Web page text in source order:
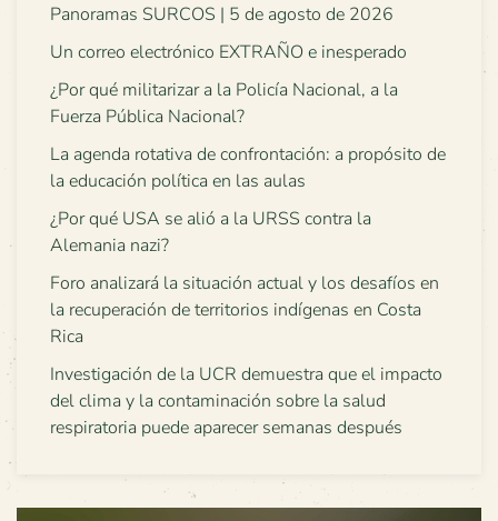
Panoramas SURCOS | 5 de agosto de 2026
Un correo electrónico EXTRAÑO e inesperado
¿Por qué militarizar a la Policía Nacional, a la
Fuerza Pública Nacional?
La agenda rotativa de confrontación: a propósito de
la educación política en las aulas
¿Por qué USA se alió a la URSS contra la
Alemania nazi?
Foro analizará la situación actual y los desafíos en
la recuperación de territorios indígenas en Costa
Rica
Investigación de la UCR demuestra que el impacto
del clima y la contaminación sobre la salud
respiratoria puede aparecer semanas después